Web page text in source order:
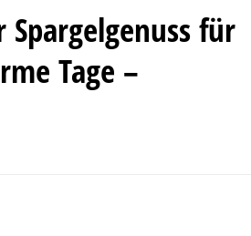
Spargelgenuss für
Tage –